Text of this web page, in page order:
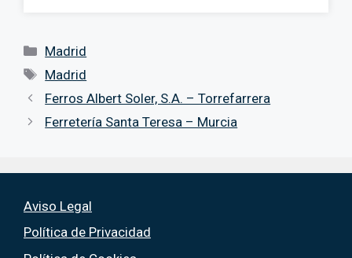
Categorías
Madrid
Etiquetas
Madrid
Ferros Albert Soler, S.A. – Torrefarrera
Ferretería Santa Teresa – Murcia
Aviso Legal
Política de Privacidad